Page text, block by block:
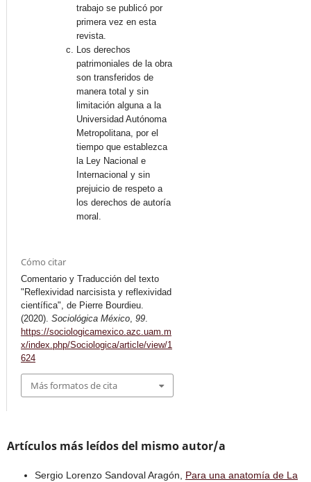
trabajo se publicó por
primera vez en esta
revista.
Los derechos
patrimoniales de la obra
son transferidos de
manera total y sin
limitación alguna a la
Universidad Autónoma
Metropolitana, por el
tiempo que establezca
la Ley Nacional e
Internacional y sin
prejuicio de respeto a
los derechos de autoría
moral.
Cómo citar
Comentario y Traducción del texto
"Reflexividad narcisista y reflexividad
científica", de Pierre Bourdieu.
(2020). Sociológica México 99
https://sociologicamexico.azc.uam.m
x/index.php/Sociologica/article/view/1
624
Más formatos de cita
Artículos más leídos del mismo autor/a
Sergio Lorenzo Sandoval Aragón, Para una anatomía de La